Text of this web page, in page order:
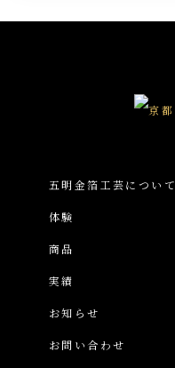
五明金箔工芸について
体験
商品
実績
お知らせ
お問い合わせ